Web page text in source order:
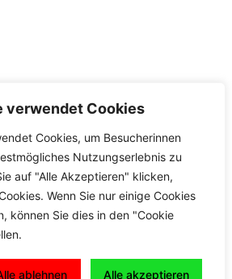
verwendet Cookies
Cookies, um Besucherinnen
Nutzungserlebnis zu
auf "Alle Akzeptieren" klicken,
Wenn Sie nur einige Cookies
können Sie dies in den "Cookie
ablehnen Alle akzeptieren